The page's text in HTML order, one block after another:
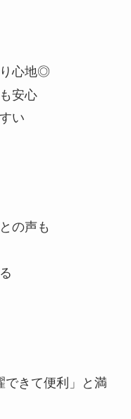
心地◎
安心
い
の声も
できて便利」と満